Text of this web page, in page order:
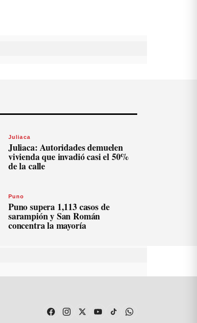
Juliaca
Juliaca: Autoridades demuelen
vivienda que invadió casi el 50%
de la calle
Puno
Puno supera 1,113 casos de
sarampión y San Román
concentra la mayoría